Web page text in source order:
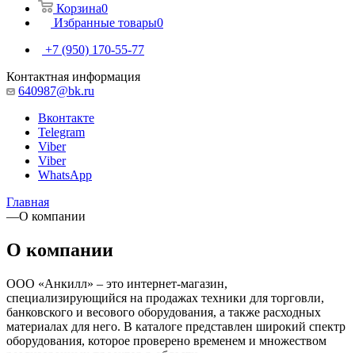
Корзина0
Избранные товары0
+7 (950) 170-55-77
Контактная информация
640987@bk.ru
Вконтакте
Telegram
Viber
Viber
WhatsApp
Главная
—О компании
О компании
ООО «Анкилл» – это интернет-магазин,
специализирующийся на продажах техники для торговли,
банковского и весового оборудования, а также расходных
материалах для него. В каталоге представлен широкий спектр
оборудования, которое проверено временем и множеством